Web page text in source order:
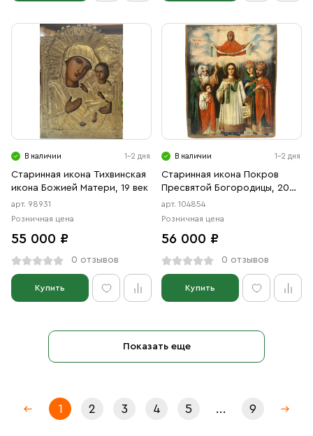
В наличии 1-2 дня
Старинная икона Тихвинская
икона Божией Матери, 19 век
арт. 98931
Розничная цена
55 000 ₽
0 отзывов
Купить
В наличии 1-2 дня
Старинная икона Покров
Пресвятой Богородицы, 20
век
арт. 104854
Розничная цена
56 000 ₽
0 отзывов
Купить
Показать еще
1 2 3 4 5 9